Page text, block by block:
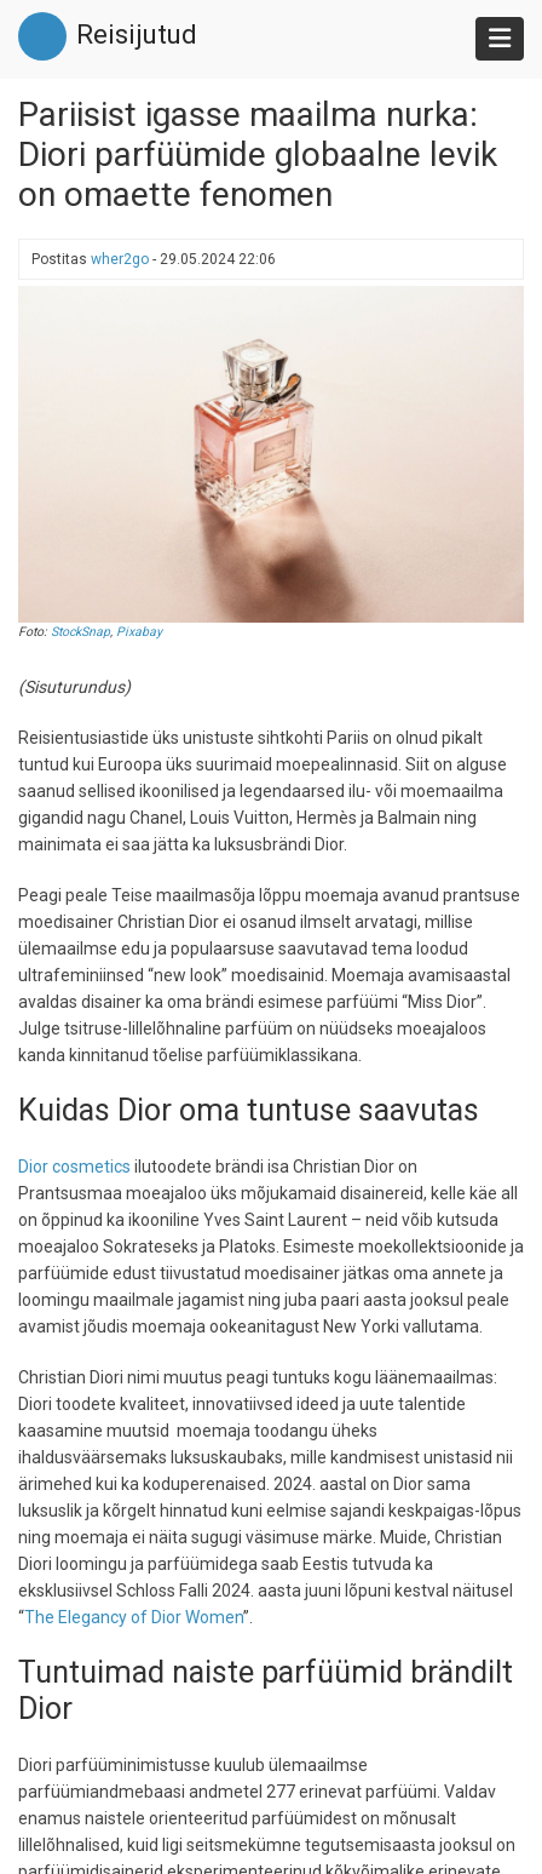
Liigu
edasi
põhisisu
Reisijutud
Pariisist igasse maailma nurka:
Diori parfüümide globaalne levik
on omaette fenomen
Postitas wher2go - 29.05.2024 22:06
Foto: StockSnap, Pixabay
(Sisuturundus)
Reisientusiastide üks unistuste sihtkohti Pariis on olnud pikalt
tuntud kui Euroopa üks suurimaid moepealinnasid. Siit on alguse
saanud sellised ikoonilised ja legendaarsed ilu- või moemaailma
gigandid nagu Chanel, Louis Vuitton, Hermès ja Balmain ning
mainimata ei saa jätta ka luksusbrändi Dior.
Peagi peale Teise maailmasõja lõppu moemaja avanud prantsuse
moedisainer Christian Dior ei osanud ilmselt arvatagi, millise
ülemaailmse edu ja populaarsuse saavutavad tema loodud
ultrafeminiinsed “new look” moedisainid. Moemaja avamisaastal
avaldas disainer ka oma brändi esimese parfüümi “Miss Dior”.
Julge tsitruse-lillelõhnaline parfüüm on nüüdseks moeajaloos
kanda kinnitanud tõelise parfüümiklassikana.
Kuidas Dior oma tuntuse saavutas
Dior cosmetics ilutoodete brändi isa Christian Dior on
Prantsusmaa moeajaloo üks mõjukamaid disainereid, kelle käe all
on õppinud ka ikooniline Yves Saint Laurent – neid võib kutsuda
moeajaloo Sokrateseks ja Platoks. Esimeste moekollektsioonide ja
parfüümide edust tiivustatud moedisainer jätkas oma annete ja
loomingu maailmale jagamist ning juba paari aasta jooksul peale
avamist jõudis moemaja ookeanitagust New Yorki vallutama.
Christian Diori nimi muutus peagi tuntuks kogu läänemaailmas:
Diori toodete kvaliteet, innovatiivsed ideed ja uute talentide
kaasamine muutsid moemaja toodangu üheks
ihaldusväärsemaks luksuskaubaks, mille kandmisest unistasid nii
ärimehed kui ka koduperenaised. 2024. aastal on Dior sama
luksuslik ja kõrgelt hinnatud kuni eelmise sajandi keskpaigas-lõpus
ning moemaja ei näita sugugi väsimuse märke. Muide, Christian
Diori loomingu ja parfüümidega saab Eestis tutvuda ka
eksklusiivsel Schloss Falli 2024. aasta juuni lõpuni kestval näitusel
“The Elegancy of Dior Women”.
Tuntuimad naiste parfüümid brändilt
Dior
Diori parfüüminimistusse kuulub ülemaailmse
parfüümiandmebaasi andmetel 277 erinevat parfüümi. Valdav
enamus naistele orienteeritud parfüümidest on mõnusalt
lillelõhnalised, kuid ligi seitsmekümne tegutsemisaasta jooksul on